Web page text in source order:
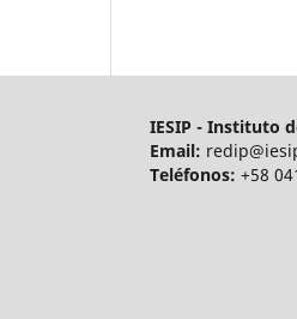
IESIP - Instituto
Email:
Teléfonos: +58